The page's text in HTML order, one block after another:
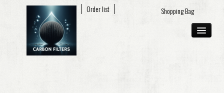
Shopping Bag
My account Order list